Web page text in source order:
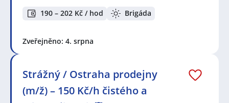
190 – 202 Kč / hod Brigáda
Zveřejněno: 4. srpna
Strážný / Ostraha prodejny
(m/ž) – 150 Kč/h čistého a